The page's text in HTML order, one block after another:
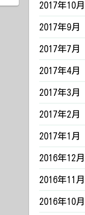
2017年10月
2017年9月
2017年7月
2017年4月
2017年3月
2017年2月
2017年1月
2016年12月
2016年11月
2016年10月